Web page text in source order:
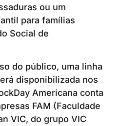
ou um
para famílias
Social de
do público, uma linha
disponibilizada nos
Americana conta
FAM (Faculdade
VIC, do grupo VIC